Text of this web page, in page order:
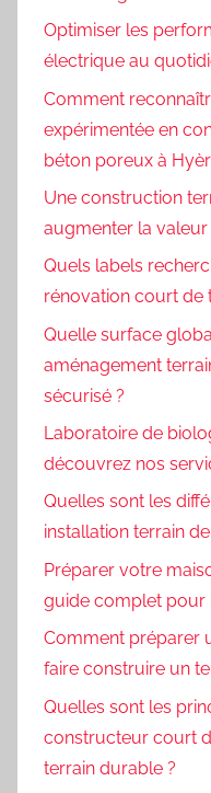
Optimiser les
électrique au
Comment
expérimentée en
béton poreux à
Une construction
augmenter la valeur
Quels labels
rénovation court de
Quelle surface
aménagement
sécurisé ?
Laboratoire de
découvrez nos
Quelles sont les
installation terrain
Préparer votre
guide complet pour
Comment préparer
faire construire un
Quelles sont les
constructeur court
terrain durable ?